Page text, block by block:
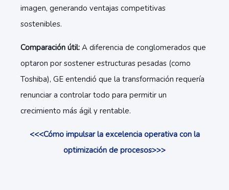
imagen, generando ventajas competitivas
sostenibles.
Comparación útil: A diferencia de conglomerados que
optaron por sostener estructuras pesadas (como
Toshiba), GE entendió que la transformación requería
renunciar a controlar todo para permitir un
crecimiento más ágil y rentable.
<<<Cómo impulsar la excelencia operativa con la
optimización de procesos>>>